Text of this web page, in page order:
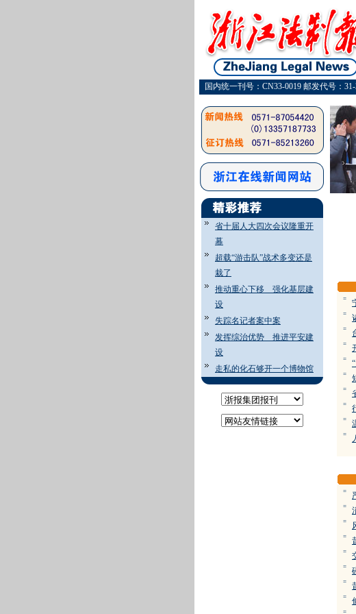
国内统一刊号：CN33-0019 邮发代号：
省十届人大四次会议隆重开
幕
超载“游击队”战术多变还是
栽了
推动重心下移 强化基层建
设
失踪名记者案中案
发挥综治优势 推进平安建
设
走私的化石够开一个博物馆
=
=
=
=
=
=
=
=
=
=
=
=
=
=
=
=
=
=
=